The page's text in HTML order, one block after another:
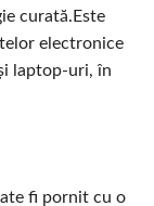
curată.Este
electronice
laptop-uri, în
fi pornit cu o